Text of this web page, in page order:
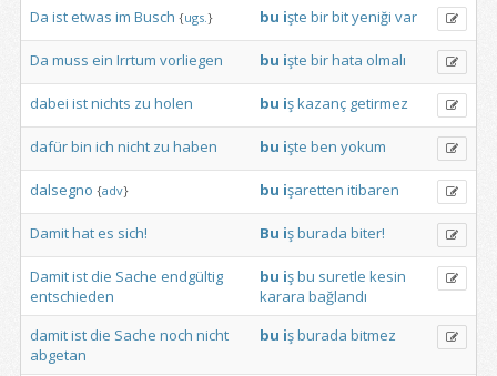
Da ist etwas im Busch {ugs.} bu işte birbityeniği var
Da muss ein Irrtum vorliegen bu işte birhata olmalı
dabei istnichts zu holen bu işkazanç getirmez
dafürbin ich nicht zu haben bu işte ben yokum
dalsegno {adv} bu işaretten itibaren
Damithat es sich! Bu işburada biter!
Damitist die Sache endgültig
entschieden
bu işbu suretle kesin
karara bağlandı
damitist die Sache noch nicht
abgetan
bu işburada bitmez